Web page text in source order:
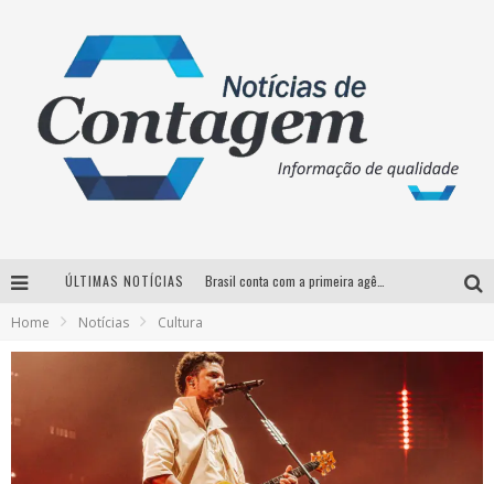
ÚLTIMAS NOTÍCIAS
Suzy Brasil desembarca em Belo Horizonte nesta quinta-feira com o espetáculo “Uma Noite Horripilante”
Home Notícias Cultura